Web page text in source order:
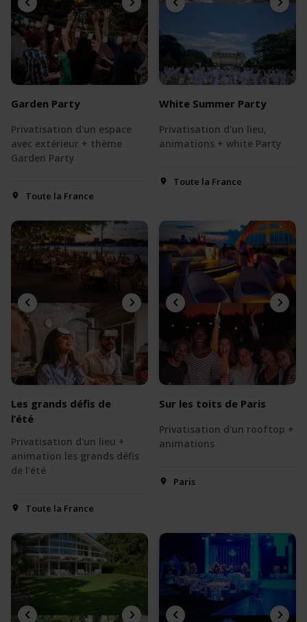
Garden Party
Privatisation d'un espace
avec extérieur + thème
Garden Party
Toute la France
White Summer Party
Privatisation d'un lieu,
animations + white Party
Toute la France
Les grands défis de
l’été
Privatisation d'un lieu +
animation les grands défis
de l'été
Toute la France
Sur les toits de Paris
Privatisation d'un rooftop +
animations
Paris